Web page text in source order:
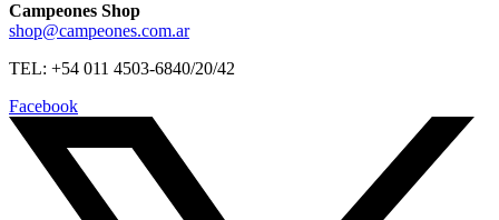
Campeones Shop
shop@campeones.com.ar
TEL: +54 011 4503-6840/20/42
Facebook